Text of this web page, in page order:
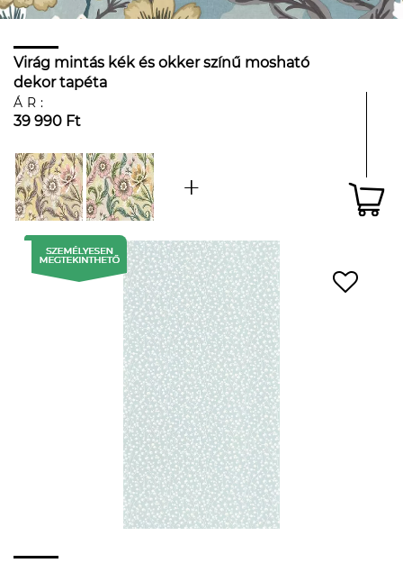
Virág mintás kék és okker színű mosható
dekor tapéta
ÁR:
39 990 Ft